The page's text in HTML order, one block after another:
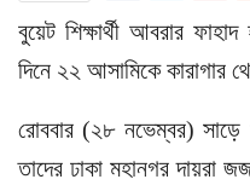
বুয়েট শিক্ষার্থী আবরার
দিনে ২২ আসামিকে কারাগার
রোববার (২৮ নভেম্বর) সাড়ে
তাদের ঢাকা মহানগর